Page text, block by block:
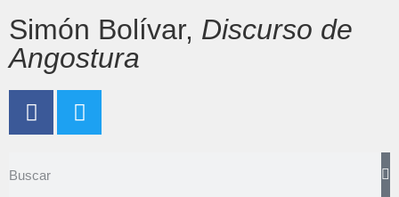
Simón Bolívar, Discurso de
Angostura